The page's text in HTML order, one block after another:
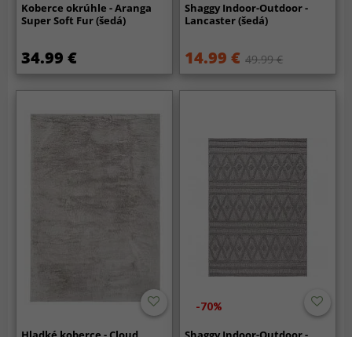
Koberce okrúhle - Aranga
Super Soft Fur (šedá)
34.99 €
Shaggy Indoor-Outdoor -
Lancaster (šedá)
14.99 € 49.99 €
-70%